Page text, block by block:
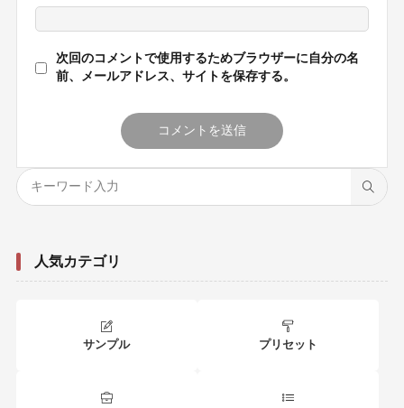
次回のコメントで使用するためブラウザーに自分の名
前、メールアドレス、サイトを保存する。
人気カテゴリ
サンプル プリセット